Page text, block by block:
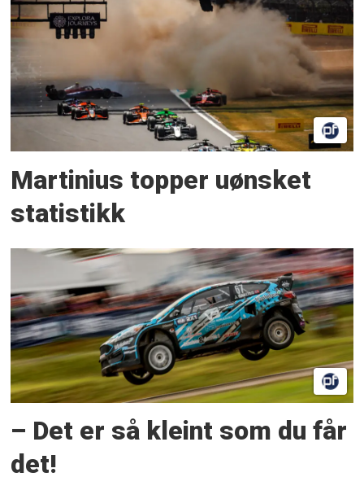
Martinius topper uønsket
statistikk
– Det er så kleint som du får
det!